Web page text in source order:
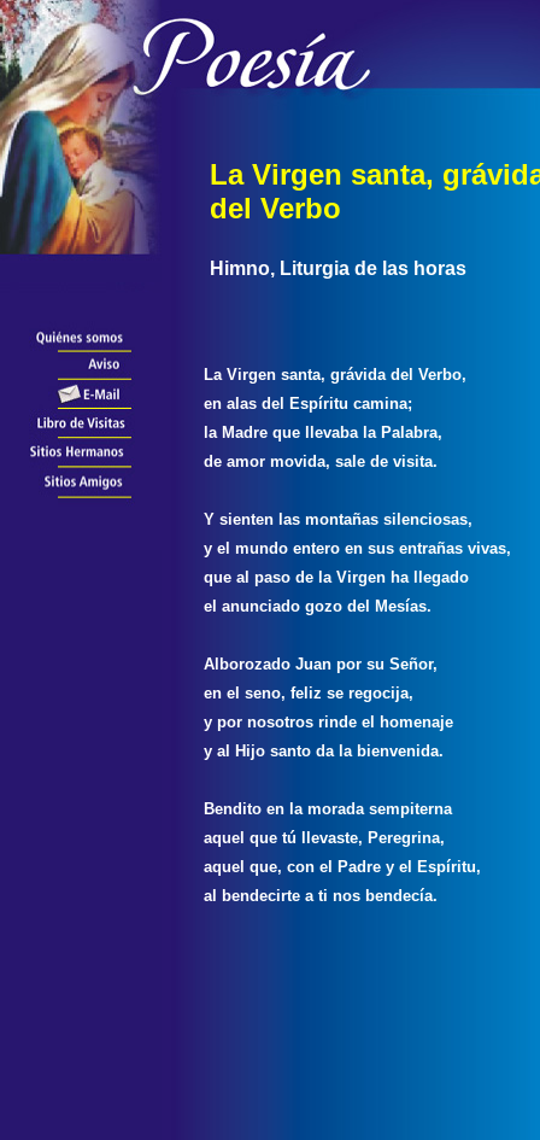
La Virgen santa,
del Verbo
Himno, Liturgia de las horas
La Virgen santa, grávida del Verbo,
en alas del Espíritu camina;
la Madre que llevaba la Palabra,
de amor movida, sale de visita.
Y sienten las montañas silenciosas,
y el mundo entero en sus entrañas vivas,
que al paso de la Virgen ha llegado
el anunciado gozo del Mesías.
Alborozado Juan por su Señor,
en el seno, feliz se regocija,
y por nosotros rinde el homenaje
y al Hijo santo da la bienvenida.
Bendito en la morada sempiterna
aquel que tú llevaste, Peregrina,
aquel que, con el Padre y el Espíritu,
al bendecirte a ti nos bendecía.